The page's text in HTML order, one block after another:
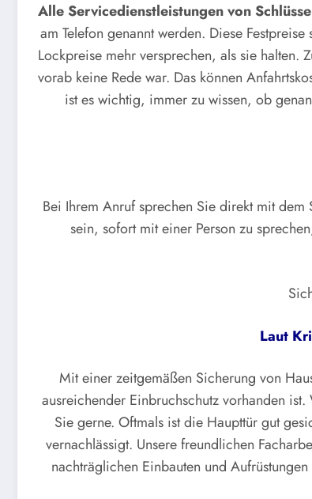
Alle Servicedienstleistungen von
am Telefon genannt werden. Diese
Lockpreise mehr versprechen, als sie halten.
vorab keine Rede war. Das können
ist es wichtig, immer zu wissen, ob
Bei Ihrem Anruf sprechen Sie direkt mit dem
sein, sofort mit einer Person zu
Laut
Mit einer zeitgemäßen Sicherung von
ausreichender Einbruchschutz vorhanden
Sie gerne. Oftmals ist die Haupttür gut
vernachlässigt. Unsere freundlichen
nachträglichen Einbauten und